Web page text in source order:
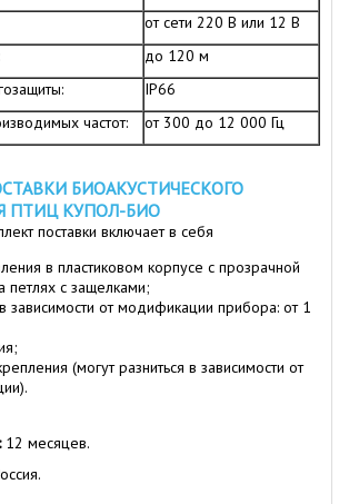
от сети 220 В или 12 В
до 120 м
IP66
частот:
от 300 до 12 000 Гц
БИОАКУСТИЧЕСКОГО
ПТИЦ КУПОЛ-БИО
поставки включает в себя
в пластиковом корпусе с прозрачной
петлях с защелками;
зависимости от модификации прибора: от 1
(могут разниться в зависимости от
12 месяцев.